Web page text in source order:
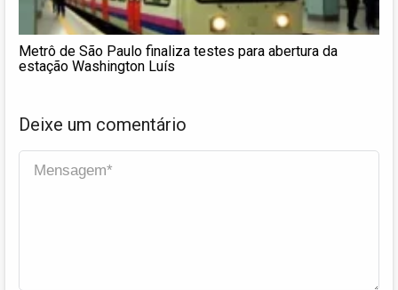
Metrô de São Paulo finaliza testes para abertura da
estação Washington Luís
Deixe um comentário